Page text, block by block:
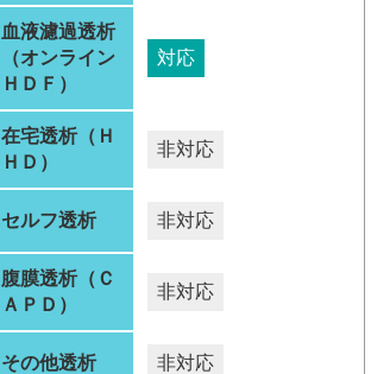
血液濾過透析
（オンライン
ＨＤＦ）
対応
在宅透析（Ｈ
ＨＤ）
非対応
セルフ透析 非対応
腹膜透析（Ｃ
ＡＰＤ）
非対応
その他透析 非対応